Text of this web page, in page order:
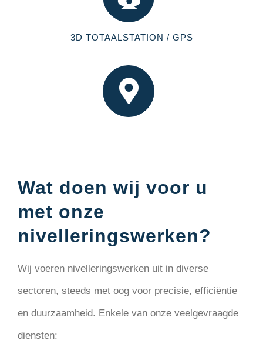
3D TOTAALSTATION / GPS
Wat doen wij voor u
met onze
nivelleringswerken?
Wij voeren nivelleringswerken uit in diverse
sectoren, steeds met oog voor precisie, efficiëntie
en duurzaamheid. Enkele van onze veelgevraagde
diensten: